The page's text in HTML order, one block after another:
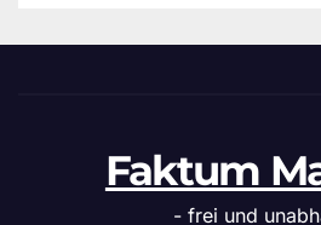
Faktum
- frei und